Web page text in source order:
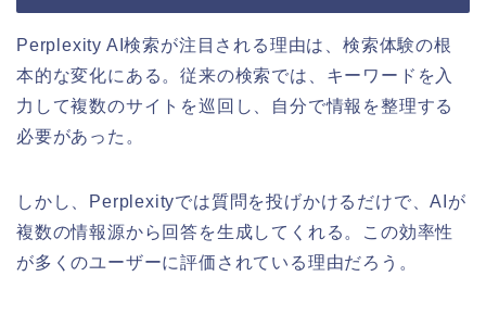
Perplexity AI検索が注目される理由は、検索体験の根
本的な変化にある。従来の検索では、キーワードを入
力して複数のサイトを巡回し、自分で情報を整理する
必要があった。
しかし、Perplexityでは質問を投げかけるだけで、AIが
複数の情報源から回答を生成してくれる。この効率性
が多くのユーザーに評価されている理由だろう。